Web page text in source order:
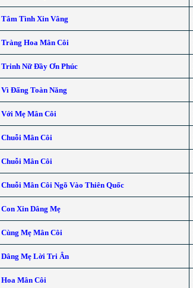
Tâm Tình Xin Vâng
Tràng Hoa Mân Côi
Trinh Nữ Đầy Ơn Phúc
Vì Đấng Toàn Năng
Với Mẹ Mân Côi
Chuỗi Mân Côi
Chuỗi Mân Côi
Chuỗi Mân Côi Ngõ Vào Thiên Quốc
Con Xin Dâng Mẹ
Cùng Mẹ Mân Côi
Dâng Mẹ Lời Tri Ân
Hoa Mân Côi